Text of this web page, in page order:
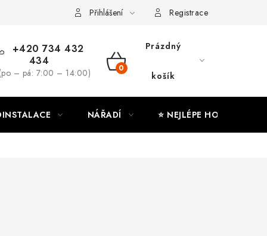
Moje objednávka
Přihlášení Registrace
+420 734 432
434
– pá: 7:00 – 14:00)
NÁKUPNÍ
Prázdný
košík
NÁŘADÍ ⭐ NEJLÉPE HODNOCENÉ